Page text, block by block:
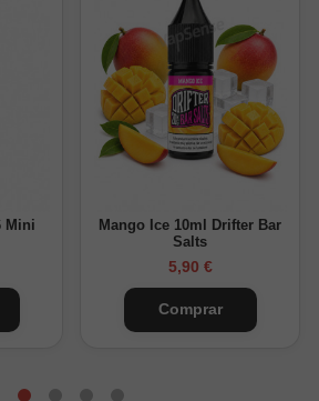
Mini
Mango Ice 10ml Drifter Bar
Salts
5,90 €
Comprar